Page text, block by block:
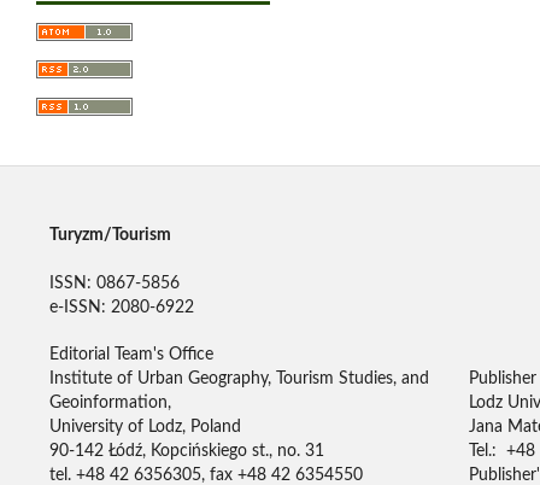
Turyzm/Tourism
ISSN: 0867-5856
e-ISSN: 2080-6922
Editorial Team's Office
Institute of Urban Geography, Tourism Studies, and
Geoinformation,
University of Lodz, Poland
90-142 Łódź, Kopcińskiego st., no. 31
tel. +48 42 6356305, fax +48 42 6354550
Publisher
Lodz
Jana
Tel.: